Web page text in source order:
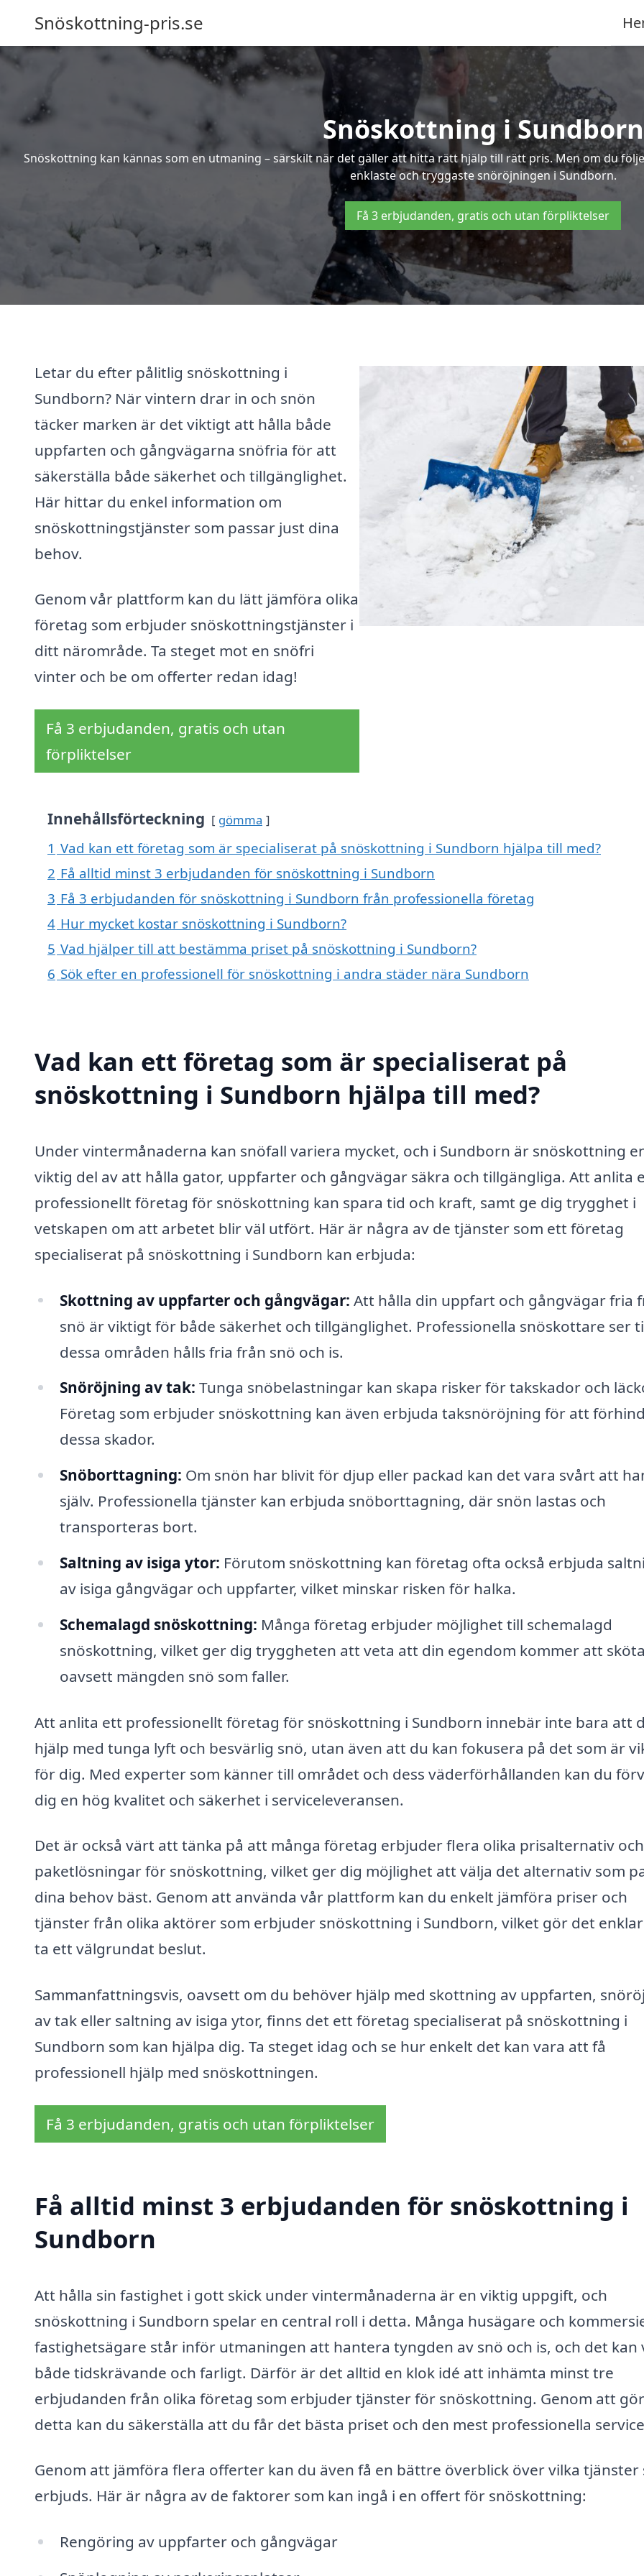
Snöskottning-pris.se
Snöskottning i Sundborn
Snöskottning kan kännas som en utmaning – särskilt när det gäller att hitta rätt hjälp till rätt pris. Men om du
enklaste och tryggaste snöröjningen i Sundborn.
Få 3 erbjudanden, gratis och utan förpliktelser
Letar du efter pålitlig snöskottning i
Sundborn? När vintern drar in och snön
täcker marken är det viktigt att hålla både
uppfarten och gångvägarna snöfria för att
säkerställa både säkerhet och tillgänglighet.
Här hittar du enkel information om
snöskottningstjänster som passar just dina
behov.
Genom vår plattform kan du lätt jämföra olika
företag som erbjuder snöskottningstjänster i
ditt närområde. Ta steget mot en snöfri
vinter och be om offerter redan idag!
Få 3 erbjudanden, gratis och utan
förpliktelser
Innehållsförteckning gömma
1 Vad kan ett företag som är specialiserat på snöskottning i Sundborn hjälpa till med?
2 Få alltid minst 3 erbjudanden för snöskottning i Sundborn
3 Få 3 erbjudanden för snöskottning i Sundborn från professionella företag
4 Hur mycket kostar snöskottning i Sundborn?
5 Vad hjälper till att bestämma priset på snöskottning i Sundborn?
6 Sök efter en professionell för snöskottning i andra städer nära Sundborn
Vad kan ett företag som är specialiserat på
snöskottning i Sundborn hjälpa till med?
Under vintermånaderna kan snöfall variera mycket, och i Sundborn är snöskottning
viktig del av att hålla gator, uppfarter och gångvägar säkra och tillgängliga. Att anlita
professionellt företag för snöskottning kan spara tid och kraft, samt ge dig trygghet i
vetskapen om att arbetet blir väl utfört. Här är några av de tjänster som ett företag
specialiserat på snöskottning i Sundborn kan erbjuda:
Skottning av uppfarter och gångvägar: Att hålla din uppfart och gångvägar fria
snö är viktigt för både säkerhet och tillgänglighet. Professionella snöskottare ser
dessa områden hålls fria från snö och is.
Snöröjning av tak: Tunga snöbelastningar kan skapa risker för takskador och
Företag som erbjuder snöskottning kan även erbjuda taksnöröjning för att
dessa skador.
Snöborttagning: Om snön har blivit för djup eller packad kan det vara svårt att
själv. Professionella tjänster kan erbjuda snöborttagning, där snön lastas och
transporteras bort.
Saltning av isiga ytor: Förutom snöskottning kan företag ofta också erbjuda
av isiga gångvägar och uppfarter, vilket minskar risken för halka.
Schemalagd snöskottning: Många företag erbjuder möjlighet till schemalagd
snöskottning, vilket ger dig tryggheten att veta att din egendom kommer att
oavsett mängden snö som faller.
Att anlita ett professionellt företag för snöskottning i Sundborn innebär inte bara att
hjälp med tunga lyft och besvärlig snö, utan även att du kan fokusera på det som är
för dig. Med experter som känner till området och dess väderförhållanden kan du
dig en hög kvalitet och säkerhet i serviceleveransen.
Det är också värt att tänka på att många företag erbjuder flera olika prisalternativ och
paketlösningar för snöskottning, vilket ger dig möjlighet att välja det alternativ som
dina behov bäst. Genom att använda vår plattform kan du enkelt jämföra priser och
tjänster från olika aktörer som erbjuder snöskottning i Sundborn, vilket gör det
ta ett välgrundat beslut.
Sammanfattningsvis, oavsett om du behöver hjälp med skottning av uppfarten,
av tak eller saltning av isiga ytor, finns det ett företag specialiserat på snöskottning i
Sundborn som kan hjälpa dig. Ta steget idag och se hur enkelt det kan vara att få
professionell hjälp med snöskottningen.
Få 3 erbjudanden, gratis och utan förpliktelser
Få alltid minst 3 erbjudanden för snöskottning i
Sundborn
Att hålla sin fastighet i gott skick under vintermånaderna är en viktig uppgift, och
snöskottning i Sundborn spelar en central roll i detta. Många husägare och
fastighetsägare står inför utmaningen att hantera tyngden av snö och is, och det kan
både tidskrävande och farligt. Därför är det alltid en klok idé att in­hämta minst tre
erbjudanden från olika företag som erbjuder tjänster för snöskottning. Genom att
detta kan du säkerställa att du får det bästa priset och den mest professionella
Genom att jämföra flera offerter kan du även få en bättre överblick över vilka tjänster
erbjuds. Här är några av de faktorer som kan ingå i en offert för snöskottning:
Rengöring av uppfarter och gångvägar